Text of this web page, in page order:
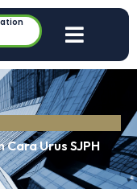
Urus SJPH